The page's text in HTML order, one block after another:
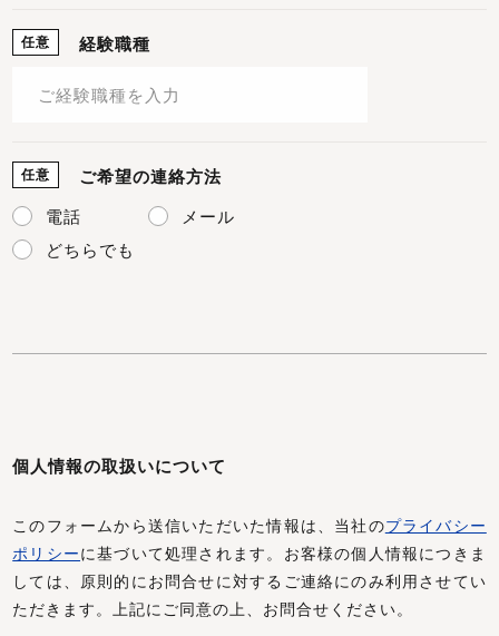
任意 経験職種
任意 ご希望の連絡方法
電話
メール
どちらでも
個人情報の取扱いについて
このフォームから送信いただいた情報は、当社のプライバシー
ポリシーに基づいて処理されます。お客様の個人情報につきま
しては、原則的にお問合せに対するご連絡にのみ利用させてい
ただきます。上記にご同意の上、お問合せください。